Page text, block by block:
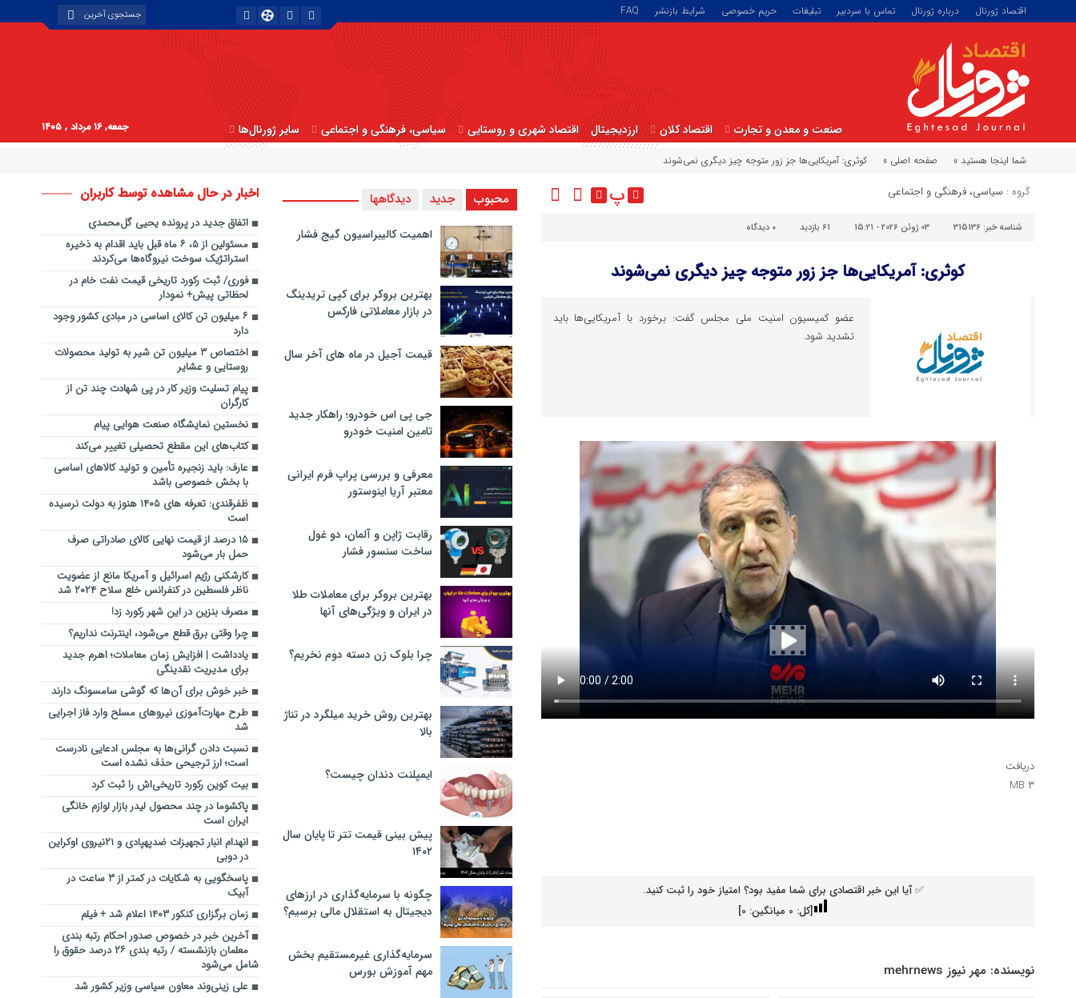
اقتصاد ژورنال درباره ژورنال تماس با سردبیر تبلیغات حریم خصوصی شرایط بازنشر FAQ
صنعت و معدن و تجارت اقتصاد کلان ارزدیجیتال اقتصاد شهری و روستایی سیاسی، فرهنگی و اجتماعی سایر ژورنال‌ها جمعه, ۱۶ مرداد , ۱۴۰۵
شما اینجا هستید » صفحه اصلی » کوثری: آمریکایی‌ها جز زور متوجه چیز دیگری نمی‌شوند
گروه : سیاسی، فرهنگی و اجتماعی پ
شناسه خبر: 315136 03 ژوئن 2026 - 15:21 61 بازدید ۰ دیدگاه
کوثری: آمریکایی‌ها جز زور متوجه چیز دیگری نمی‌شوند
عضو کمیسیون امنیت ملی مجلس گفت: برخورد با آمریکایی‌ها باید
تشدید شود.
دریافت
۳ MB
✅ آیا این خبر اقتصادی برای شما مفید بود؟ امتیاز خود را ثبت کنید.
[کل: 0 میانگین: 0
]
نویسنده: مهر نیوز mehrnews
محبوب جدید دیدگاهها
اهمیت کالیبراسیون گیج فشار
بهترین بروکر برای کپی‌ تریدینگ
در بازار معاملاتی فارکس
قیمت آجیل در ماه های آخر سال
جی پی اس خودرو؛ راهکار جدید
تامین امنیت خودرو
معرفی و بررسی پراپ فرم ایرانی
معتبر آریا اینوستور
رقابت ژاپن و آلمان، دو غول
ساخت سنسور فشار
بهترین بروکر برای معاملات طلا
در ایران و ویژگی‌های آنها
چرا بلوک زن دسته دوم نخریم؟
بهترین روش خرید میلگرد در تناژ
بالا
ایمپلنت دندان چیست؟
پیش بینی قیمت تتر تا پایان سال
۱۴۰۲
چگونه با سرمایه‌گذاری در ارزهای
دیجیتال به استقلال مالی برسیم؟
سرمایه‌گذاری غیرمستقیم بخش
مهم آموزش بورس
اخبار در حال مشاهده توسط کاربران
اتفاق جدید در پرونده یحیی گل‌محمدی
مسئولین از ۵، ۶ ماه قبل باید اقدام به ذخیره
استراتژیک سوخت نیروگاه‌ها می‌کردند
فوری/ ثبت رکورد تاریخی قیمت نفت خام در
لحظاتی پیش+ نمودار
۶ میلیون تن کالای اساسی در مبادی کشور وجود
دارد
اختصاص ۳ میلیون تن شیر به تولید محصولات
روستایی و عشایر
پیام تسلیت وزیر کار در پی شهادت چند تن از
کارگران
نخستین نمایشگاه صنعت هوایی پیام
کتاب‌های این مقطع تحصیلی تغییر می‌کند
عارف: باید زنجیره تأمین و تولید کالاهای اساسی
با بخش خصوصی باشد
ظفرقندی: تعرفه های ۱۴۰۵ هنوز به دولت نرسیده
است
۱۵ درصد از قیمت نهایی کالای صادراتی صرف
حمل بار می‌شود
کارشکنی رژیم اسرائیل و آمریکا مانع از عضویت
ناظر فلسطین در کنفرانس خلع سلاح ۲۰۲۴ شد
مصرف بنزین در این شهر رکورد زد!
چرا وقتی برق قطع می‌شود، اینترنت نداریم؟
یادداشت | افزایش زمان معاملات؛ اهرم جدید
برای مدیریت نقدینگی
خبر خوش برای آن‌ها که گوشی سامسونگ دارند
طرح مهارت‌آموزی نیروهای مسلح وارد فاز اجرایی
شد
نسبت دادن گرانی‌ها به مجلس ادعایی نادرست
است؛ ارز ترجیحی حذف نشده است
بیت کوین رکورد تاریخی‌اش را ثبت کرد
پاکشوما در چند محصول لیدر بازار لوازم خانگی
ایران است
انهدام انبار تجهیزات ضدپهپادی و ۲۱نیروی اوکراین
در دوبی
پاسخگویی به شکایات در کمتر از ۳ ساعت در
آبیک
زمان برگزاری کنکور ۱۴۰۳ اعلام شد + فیلم
آخرین خبر در خصوص صدور احکام رتبه بندی
معلمان بازنشسته / رتبه بندی ۲۶ درصد حقوق را
شامل می‌شود
علی زینی‌وند معاون سیاسی وزیر کشور شد